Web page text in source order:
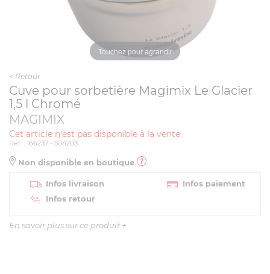
Touchez pour agrandir
< Retour
Cuve pour sorbetière Magimix Le Glacier
1,5 l Chromé
MAGIMIX
Cet article n'est pas disponible à la vente.
Réf. : 166237 - 504203
Non disponible en boutique
Infos livraison
Infos paiement
Infos retour
En savoir plus sur ce produit +